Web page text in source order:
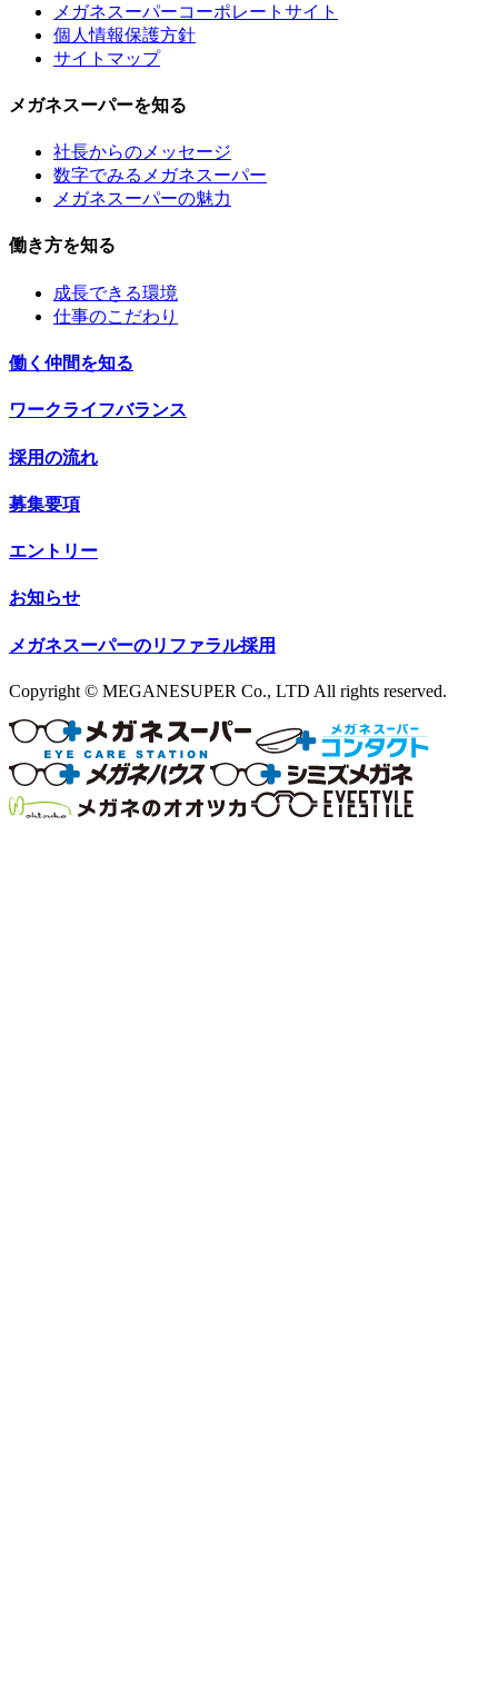
メガネスーパーコーポレートサイト
個人情報保護方針
サイトマップ
メガネスーパーを知る
社長からのメッセージ
数字でみるメガネスーパー
メガネスーパーの魅力
働き方を知る
成長できる環境
仕事のこだわり
働く仲間を知る
ワークライフバランス
採用の流れ
募集要項
エントリー
お知らせ
メガネスーパーのリファラル採用
Copyright © MEGANESUPER Co., LTD All rights reserved.